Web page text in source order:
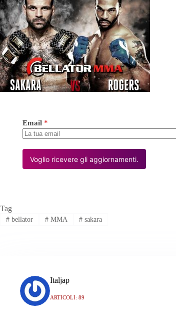
Email *
Voglio ricevere gli aggiornamenti.
Tag
#bellator #MMA # sakara
Italjap
ARTICOLI: 89